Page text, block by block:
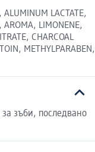
ALUMINUM LACTATE,
AROMA, LIMONENE,
CHARCOAL
METHYLPARABEN,
зъби, последвано